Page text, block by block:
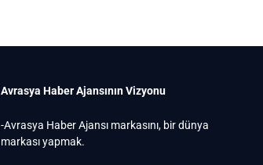
Avrasya Haber Ajansının Vizyonu
-Avrasya Haber Ajansı markasını, bir dünya
markası yapmak.